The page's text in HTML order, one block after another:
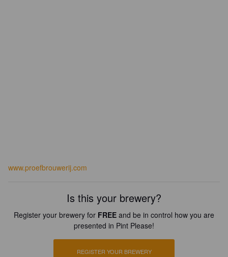
www.proefbrouwerij.com
Is this your brewery?
Register your brewery for FREE and be in control how you are
presented in Pint Please!
REGISTER YOUR BREWERY